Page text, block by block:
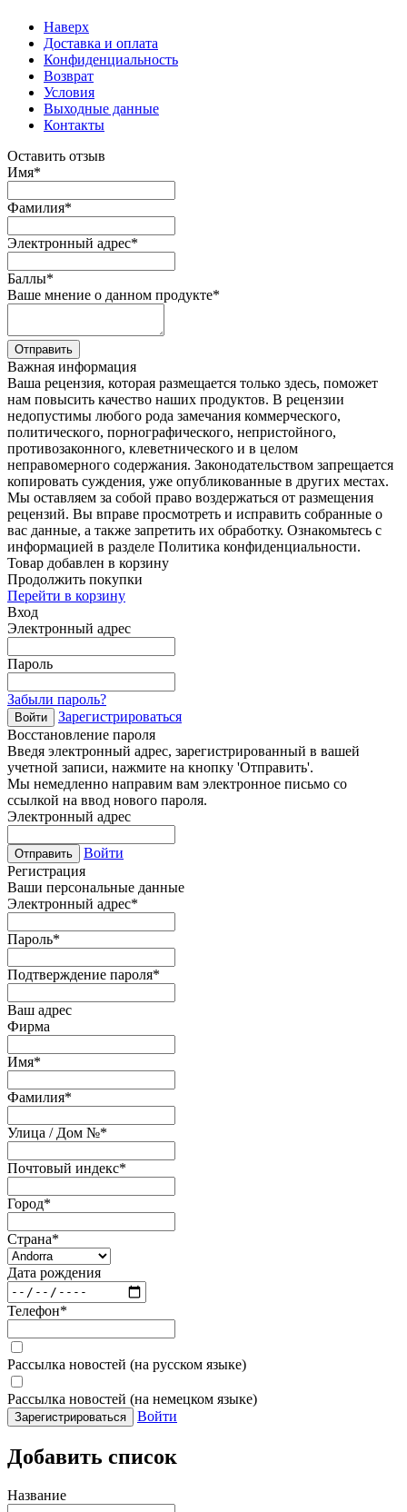
Наверх
Доставка и оплата
Конфиденциальность
Возврат
Условия
Выходные данные
Контакты
Оставить отзыв
Имя*
Фамилия*
Электронный адрес*
Баллы*
Ваше мнение о данном продукте*
Отправить
Важная информация
Ваша рецензия, которая размещается только здесь, поможет
нам повысить качество наших продуктов. В рецензии
недопустимы любого рода замечания коммерческого,
политического, порнографического, непристойного,
противозаконного, клеветнического и в целом
неправомерного содержания. Законодательством запрещается
копировать суждения, уже опубликованные в других местах.
Мы оставляем за собой право воздержаться от размещения
рецензий. Вы вправе просмотреть и исправить собранные о
вас данные, а также запретить их обработку. Ознакомьтесь с
информацией в разделе Политика конфиденциальности.
Товар добавлен в корзину
Продолжить покупки
Перейти в корзину
Вход
Электронный адрес
Пароль
Забыли пароль?
Войти
Зарегистрироваться
Восстановление пароля
Введя электронный адрес, зарегистрированный в вашей
учетной записи, нажмите на кнопку 'Отправить'.
Мы немедленно направим вам электронное письмо со
ссылкой на ввод нового пароля.
Электронный адрес
Отправить
Войти
Регистрация
Ваши персональные данные
Электронный адрес*
Пароль*
Подтверждение пароля*
Ваш адрес
Фирма
Имя*
Фамилия*
Улица / Дом №*
Почтовый индекс*
Город*
Страна*
Дата рождения
Телефон*
Рассылка новостей (на русском языке)
Рассылка новостей (на немецком языке)
Зарегистрироваться Войти
Добавить список
Название